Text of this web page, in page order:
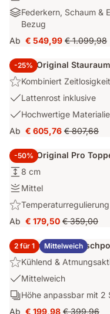
umhüllendes
Gefühl
ausgewogenem
27
cm
Materialien:
Federkern,
Schaum
&
Emma
AirGrid®
Schicht
mit
Bezug
Federkern, Schaum &
Bezug
Ab Preis
€ 549,99
€ 549,99
€ 1.099,98
€ 1.099,98
-25%
Emma Original
Highlight:
Kombiniert
Zeitlosigkeit
mit
796
Stauraum
Kombiniert
USP
Lattenrost
inklusive
Lattenrost inklusive
USP
3:
Hochwertige
Materialien
und
leichtes
Öffnen
Stauraum
Hochwertige
Ab Preis
€ 605,76
€ 605,76
€ 807,68
€ 807,68
-50%
Emma Original Pro
Höhe:
8
cm
8 cm
Festigkeit:
Mittel
Mittel
Highlight:
Temperaturregulierung
mit
kühlendem
Bezug
Ab Preis
€ 179,50
€ 179,50
Preis
€ 359,00
€ 359,00
2 für 1 Mittelweich
2x Emma Elite
Highlight:
Kühlend
&
Atmungsaktiv
dank
Kühlend &
USP
1:
Mittelweich
Mittelweich
Schichten:
Höhe
Höhe anpassbar mit 2
Ab € 199,98 € 399,96